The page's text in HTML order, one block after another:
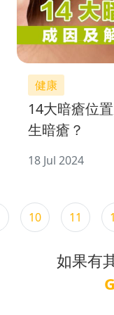
健康
14大暗瘡位置成
生暗瘡？
18 Jul 2024
10 11
如果有